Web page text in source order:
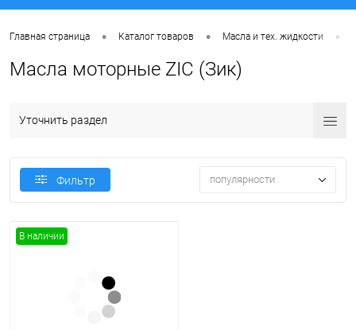
Главная страница • Каталог товаров • Масла и тех. жидкости •
Масла моторные ZIC (Зик)
Уточнить раздел
Фильтр популярности
В наличии